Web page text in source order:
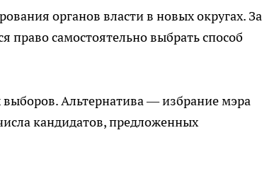
органов власти в новых округах. За
самостоятельно выбрать способ
Альтернатива — избрание мэра
кандидатов, предложенных